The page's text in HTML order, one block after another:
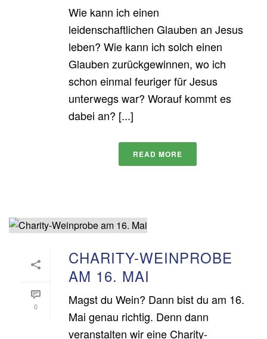
Wie kann ich einen
leidenschaftlichen Glauben an Jesus
leben? Wie kann ich solch einen
Glauben zurückgewinnen, wo ich
schon einmal feuriger für Jesus
unterwegs war? Worauf kommt es
dabei an? [...]
READ MORE
0
CHARITY-WEINPROBE
AM 16. MAI
Magst du Wein? Dann bist du am 16.
Mai genau richtig. Denn dann
veranstalten wir eine Charity-